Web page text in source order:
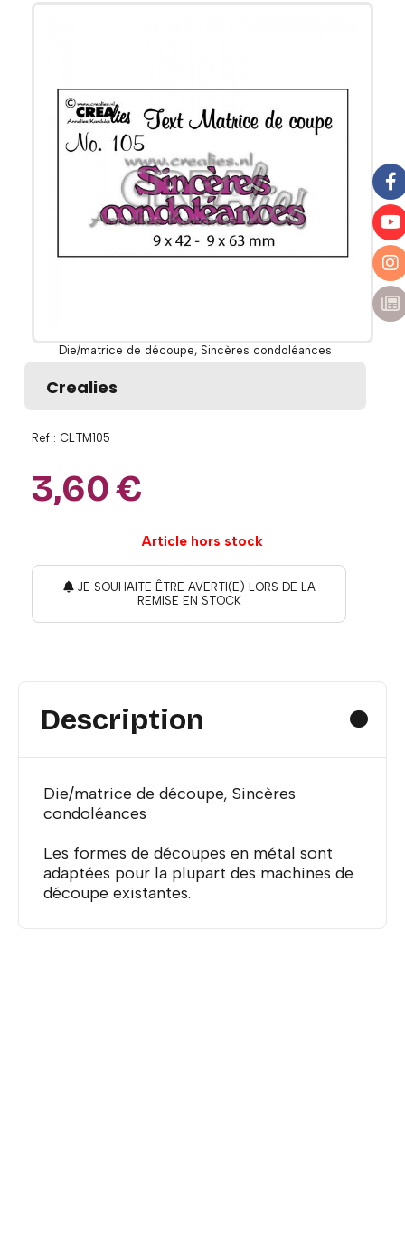
Die/matrice de découpe, Sincères condoléances
Crealies
Ref : CLTM105
3,60€
Article hors stock
JE SOUHAITE ÊTRE AVERTI(E) LORS DE LA
REMISE EN STOCK
Description
Die/matrice de découpe, Sincères
condoléances
Les formes de découpes en métal sont
adaptées pour la plupart des machines de
découpe existantes.